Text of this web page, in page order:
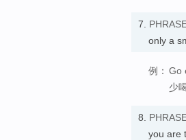
7.
only a
例： Go
少
8.
you are